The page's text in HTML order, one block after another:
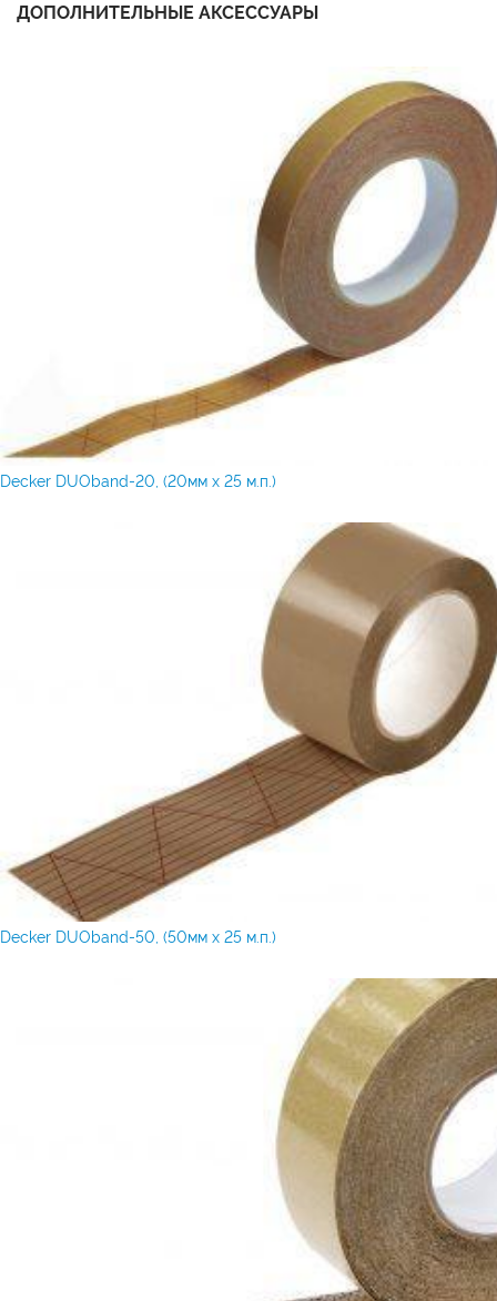
ДОПОЛНИТЕЛЬНЫЕ АКСЕССУАРЫ
Decker DUOband-20, (20мм х 25 м.п.)
Decker DUOband-50, (50мм х 25 м.п.)